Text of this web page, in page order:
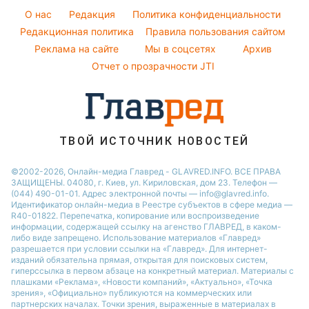
Ольга Сумская
Филипп Киркоров
Елена Зеленская
Напитки
Праздничное меню
Тарифы
Курс валют
O нас Редакция
Политика конфиденциальности
Редакционная политика
Правила пользования сайтом
Реклама на сайте
Мы в соцсетях
Архив
Отчет о прозрачности JTI
ТВОЙ ИСТОЧНИК НОВОСТЕЙ
©2002-2026, Онлайн-медиа Главред - GLAVRED.INFO. ВСЕ ПРАВА
ЗАЩИЩЕНЫ. 04080, г. Киев, ул. Кириловская, дом 23. Телефон —
(044) 490-01-01. Адрес электронной почты — info@glavred.info.
Идентификатор онлайн-медиа в Реестре cубъектов в сфере медиа —
R40-01822. Перепечатка, копирование или воспроизведение
информации, содержащей ссылку на агенство ГЛАВРЕД, в каком-
либо виде запрещено. Использование материалов «Главред»
разрешается при условии ссылки на «Главред». Для интернет-
изданий обязательна прямая, открытая для поисковых систем,
гиперссылка в первом абзаце на конкретный материал. Материалы с
плашками «Реклама», «Новости компаний», «Актуально», «Точка
зрения», «Официально» публикуются на коммерческих или
партнерских началах. Точки зрения, выраженные в материалах в